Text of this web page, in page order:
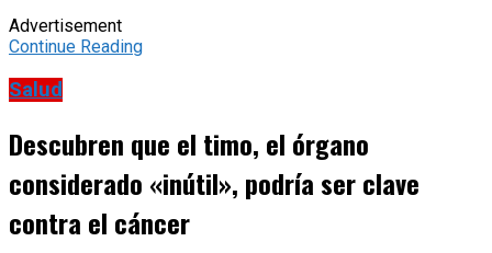
Advertisement
Continue Reading
Salud
Descubren que el timo, el órgano
considerado «inútil», podría ser clave
contra el cáncer